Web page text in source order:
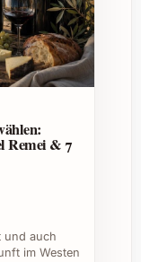
in der
Einsatz zu
er stilvoll
Remei & 7
und auch
im Westen